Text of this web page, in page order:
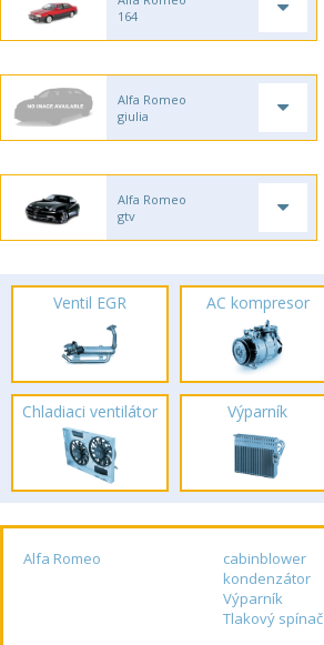
164
Alfa Romeo
giulia
Alfa Romeo
gtv
Ventil EGR AC kompresor
Chladiaci ventilátor Výparník
Alfa Romeo cabinblower
kondenzátor
Výparník
Tlakový spínač